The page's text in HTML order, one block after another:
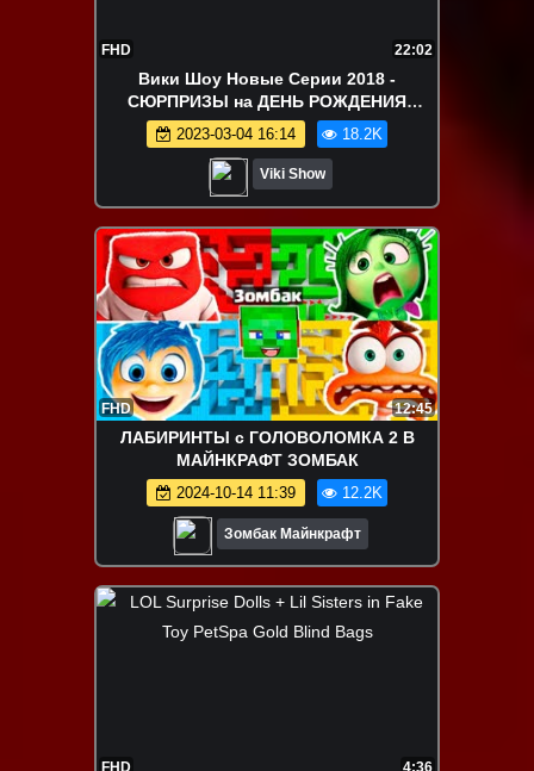
FHD 22:02
Вики Шоу Новые Серии 2018 -
СЮРПРИЗЫ на ДЕНЬ РОЖДЕНИЯ
Викули 8 лет ТАКОГО Она Не Ожидала
Что ПОДАРИЛИ Родители / Вики Шоу
2023-03-04 16:14 18.2K
Viki Show
FHD 12:45
ЛАБИРИНТЫ с ГОЛОВОЛОМКА 2 В
МАЙНКРАФТ ЗОМБАК
2024-10-14 11:39 12.2K
Зомбак Майнкрафт
FHD 4:36